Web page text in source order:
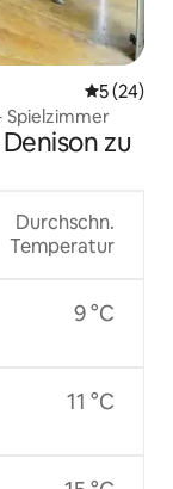
5 (24)
Spielzimmer
zu
Durchschn.
Temperatur
9 °C
11 °C